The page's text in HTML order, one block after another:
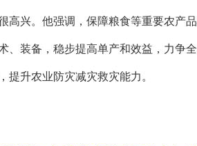
高兴。他强调，保障粮食等重要农产
、装备，稳步提高单产和效益，力争
提升农业防灾减灾救灾能力。